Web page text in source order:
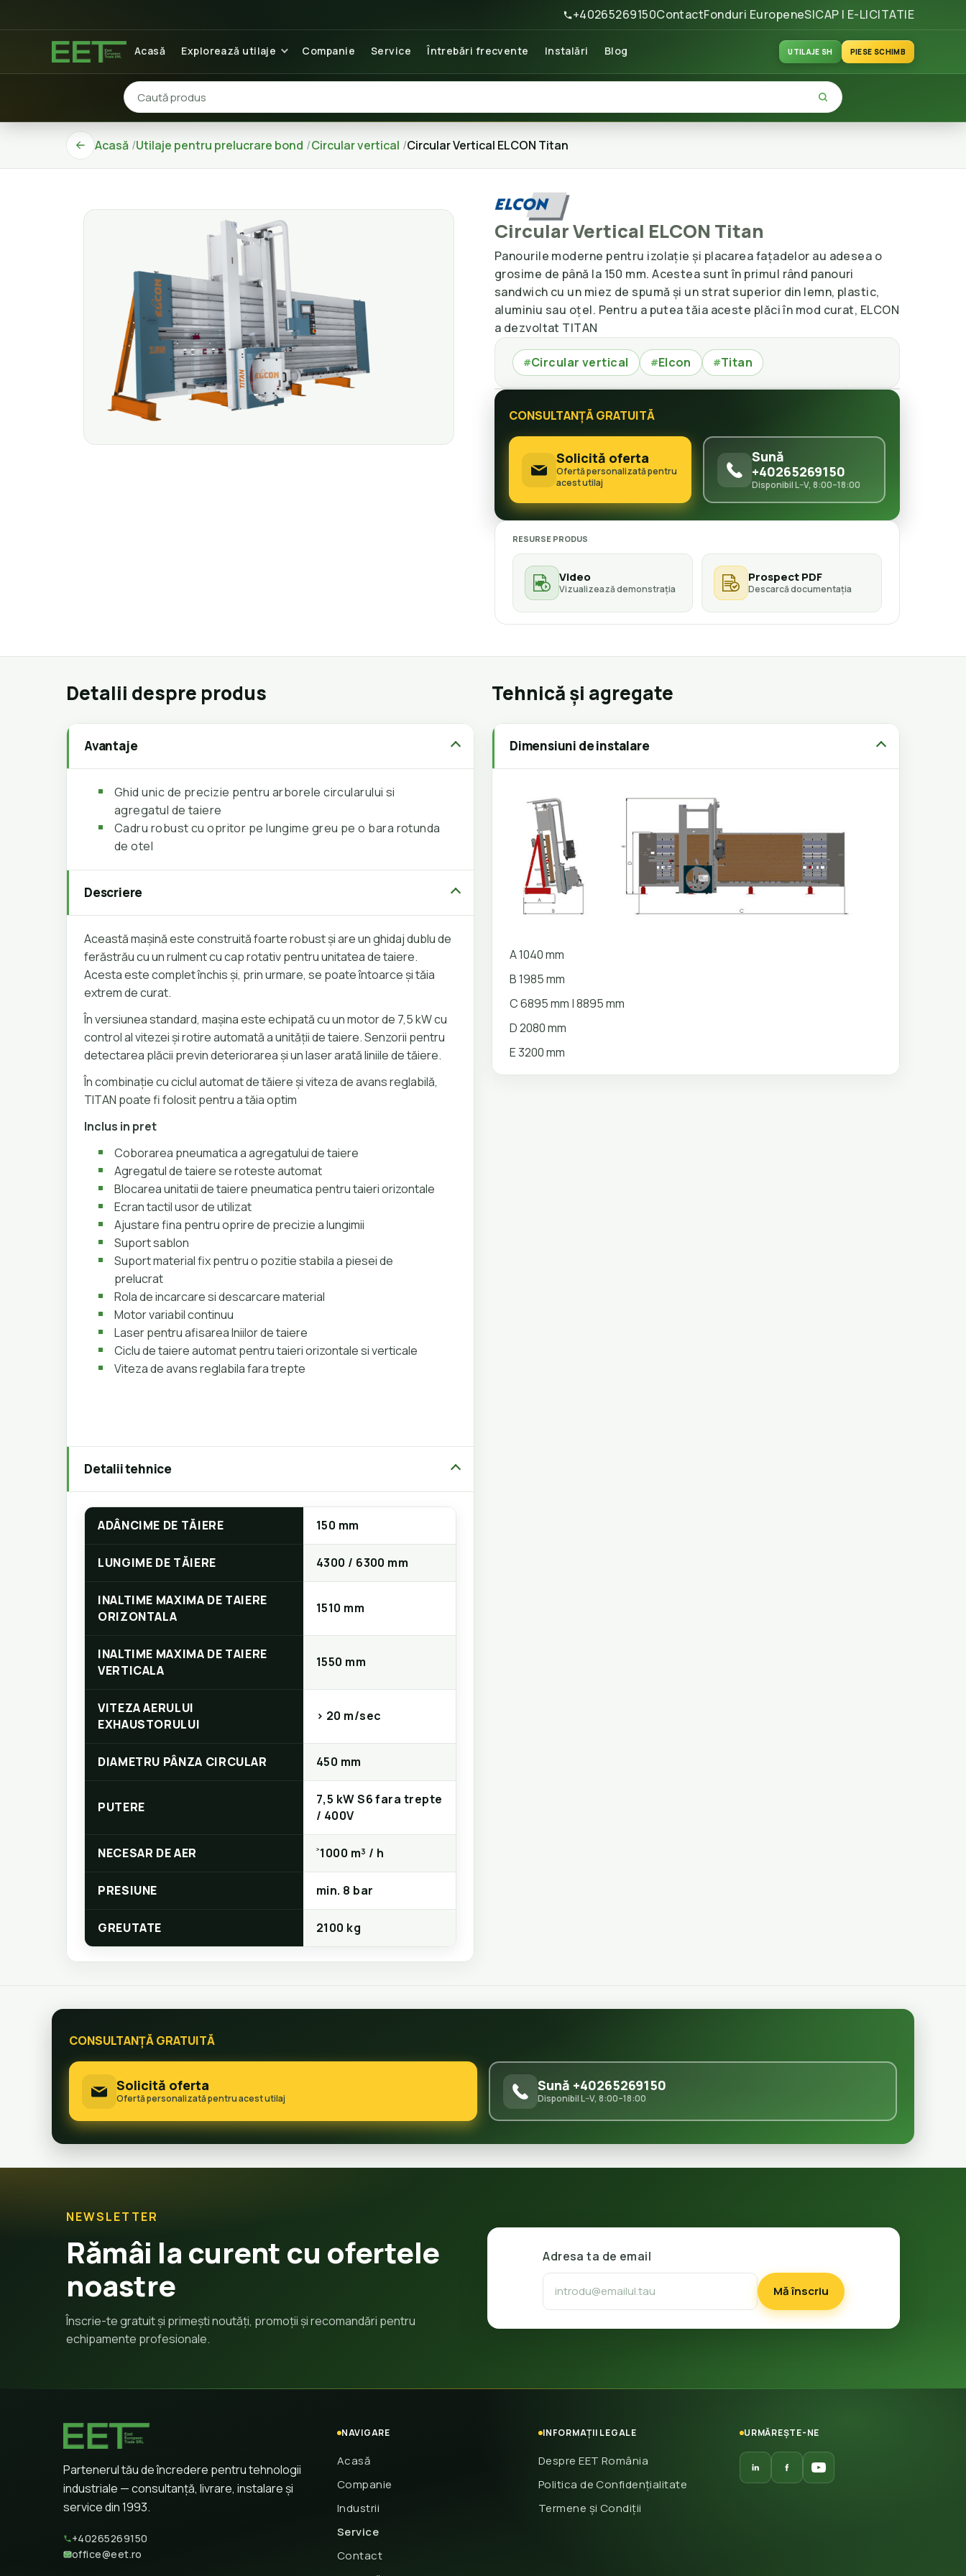
+40265269150ContactFonduri EuropeneSICAP | E-LICITATIE
Acasă Explorează utilaje Companie Service Întrebări frecvente Instalări Blog UTILAJE SH PIESE SCHIMB
Acasă Utilaje pentru prelucrare bond Circular vertical Circular Vertical ELCON Titan
Circular Vertical ELCON Titan
Panourile moderne pentru izolație și placarea fațadelor au adesea o
grosime de până la 150 mm. Acestea sunt în primul rând panouri
sandwich cu un miez de spumă și un strat superior din lemn, plastic,
aluminiu sau oțel. Pentru a putea tăia aceste plăci în mod curat, ELCON
a dezvoltat TITAN
#Circular vertical #Elcon #Titan
CONSULTANȚĂ GRATUITĂ
Solicită oferta
Ofertă personalizată pentru
acest utilaj
Sună
+40265269150
Disponibil L–V, 8:00–18:00
RESURSE PRODUS
Video
Vizualizează demonstrația
Prospect PDF
Descarcă documentația
Detalii despre produs
Avantaje
Ghid unic de precizie pentru arborele circularului si
agregatul de taiere
Cadru robust cu opritor pe lungime greu pe o bara rotunda
de otel
Descriere
Această mașină este construită foarte robust și are un ghidaj dublu de
ferăstrău cu un rulment cu cap rotativ pentru unitatea de taiere.
Acesta este complet închis și, prin urmare, se poate întoarce și tăia
extrem de curat.
În versiunea standard, mașina este echipată cu un motor de 7,5 kW cu
control al vitezei și rotire automată a unității de taiere. Senzorii pentru
detectarea plăcii previn deteriorarea și un laser arată liniile de tăiere.
În combinație cu ciclul automat de tăiere și viteza de avans reglabilă,
TITAN poate fi folosit pentru a tăia optim
Inclus in pret
Coborarea pneumatica a agregatului de taiere
Agregatul de taiere se roteste automat
Blocarea unitatii de taiere pneumatica pentru taieri orizontale
Ecran tactil usor de utilizat
Ajustare fina pentru oprire de precizie a lungimii
Suport sablon
Suport material fix pentru o pozitie stabila a piesei de
prelucrat
Rola de incarcare si descarcare material
Motor variabil continuu
Laser pentru afisarea lniilor de taiere
Ciclu de taiere automat pentru taieri orizontale si verticale
Viteza de avans reglabila fara trepte
Detalii tehnice
ADÂNCIME DE TĂIERE 150 mm
LUNGIME DE TĂIERE 4300 / 6300 mm
INALTIME MAXIMA DE TAIERE
ORIZONTALA
1510 mm
INALTIME MAXIMA DE TAIERE
VERTICALA
1550 mm
VITEZA AERULUI
EXHAUSTORULUI
> 20 m/sec
DIAMETRU PÂNZA CIRCULAR 450 mm
PUTERE
7,5 kW S6 fara trepte
/ 400V
NECESAR DE AER ˃1000 m³ / h
PRESIUNE min. 8 bar
GREUTATE 2100 kg
Tehnică și agregate
Dimensiuni de instalare
A 1040 mm
B 1985 mm
C 6895 mm | 8895 mm
D 2080 mm
E 3200 mm
CONSULTANȚĂ GRATUITĂ
Solicită oferta
Ofertă personalizată pentru acest utilaj
Sună +40265269150
Disponibil L–V, 8:00–18:00
NEWSLETTER
Rămâi la curent cu ofertele
noastre
Înscrie-te gratuit și primești noutăți, promoții și recomandări pentru
echipamente profesionale.
Adresa ta de email
Mă înscriu
Partenerul tău de încredere pentru tehnologii
industriale — consultanță, livrare, instalare și
service din 1993.
+40265269150
office@eet.ro
NAVIGARE
Acasă
Companie
Industrii
Service
Contact
INFORMAȚII LEGALE
Despre EET România
Politica de Confidențialitate
Termene și Condiții
URMĂREȘTE-NE